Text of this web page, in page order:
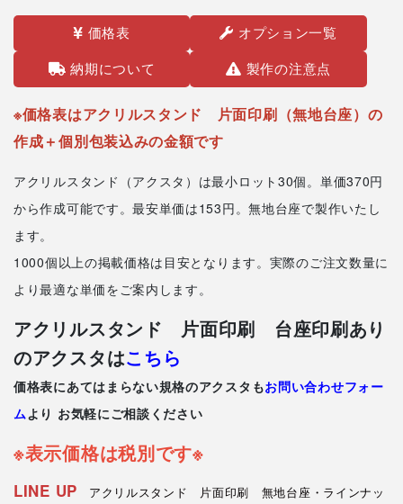
価格表 オプション一覧
納期について 製作の注意点
※価格表はアクリルスタンド 片面印刷（無地台座）の
作成＋個別包装込みの金額です
アクリルスタンド（アクスタ）は最小ロット30個。単価370円
から作成可能です。最安単価は153円。無地台座で製作いたし
ます。
1000個以上の掲載価格は目安となります。実際のご注文数量に
より最適な単価をご案内します。
アクリルスタンド 片面印刷 台座印刷あり
のアクスタはこちら
価格表にあてはまらない規格のアクスタもお問い合わせフォー
ムより お気軽にご相談ください
※表示価格は税別です※
LINE UP
アクリルスタンド 片面印刷 無地台座・ラインナッ